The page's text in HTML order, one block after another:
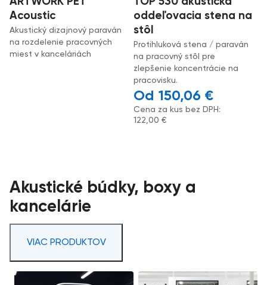
Acoustic
Akustický dizajnový paraván
na rozdelenie pracovných
miest v kanceláriách
oddeľovacia stena na
stôl
Protihluková stena / paraván
na pracovný stôl pre
zlepšenie koncentrácie na
pracovisku.
150,06 €
Cena za kus bez DPH:
122,00 €
Akustické búdky, boxy a
kancelárie
VIAC PRODUKTOV